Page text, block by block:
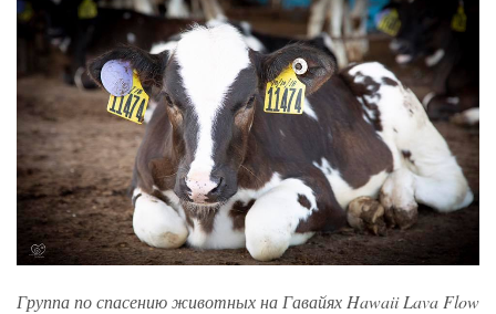
Группа по спасению животных на Гавайях Hawaii Lava Flow